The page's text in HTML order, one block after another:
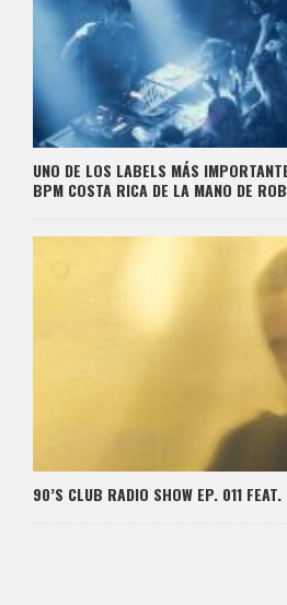
UNO DE LOS LABELS MÁS
BPM COSTA RICA DE LA MANO DE
90’S CLUB RADIO SHOW EP. 011 FEAT.